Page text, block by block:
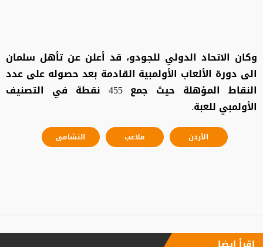
وكان الاتحاد الدولي للجودو، قد أعلن عن تأهل سلمان
الى دورة الألعاب الأولمبية القادمة بعد حصوله على عدد
النقاط المؤهلة حيث جمع 455 نقطة في التصنيف
الأولمبي للعبة.
الأردن ملاعب النشامى